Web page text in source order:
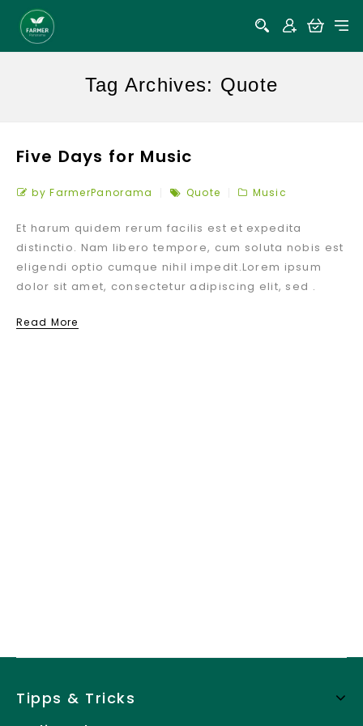
Tag Archives: Quote
Five Days for Music
by FarmerPanorama Quote Music
Et harum quidem rerum facilis est et expedita
distinctio. Nam libero tempore, cum soluta nobis est
eligendi optio cumque nihil impedit.Lorem ipsum
dolor sit amet, consectetur adipiscing elit, sed .
Read More
Tipps & Tricks